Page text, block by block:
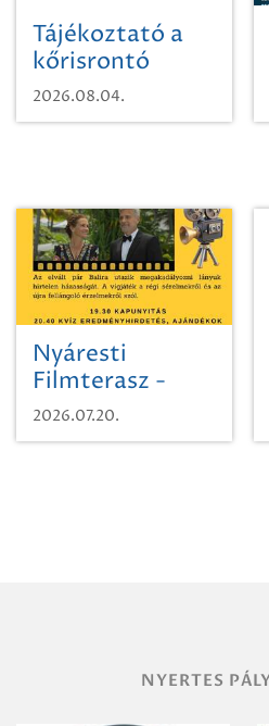
Tájékoztató a
kőrisrontó
karcsúdíszbogárról
2026.08.04.
Nyáresti
Filmterasz -
Beugró a
Paradicsomba
2026.07.20.
NYERTES